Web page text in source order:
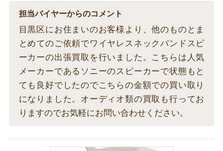
担当バイヤーからのコメント
目黒区にお住まいのお客様より、他のものとま
とめてのご依頼でワイヤレスネックバンドスピ
ーカーの出張買取を行いました。こちらは人気
メーカーであるソニーのスピーカーで状態もと
ても良好でしたのでこちらの金額での買い取り
になりました。オーディオ類の買取も行ってお
りますのでお気軽にお問い合わせください。